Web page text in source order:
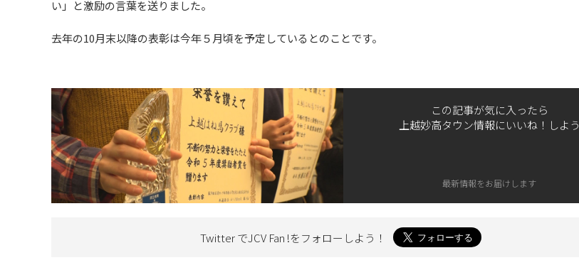
い」と激励の言葉を送りました。
去年の10月末以降の表彰は今年５月頃を予定しているとのことです。
この記事が気に入ったら
上越妙高タウン情報にいいね！しよう
最新情報をお届けします
Twitter でJCV Fan !をフォローしよう！